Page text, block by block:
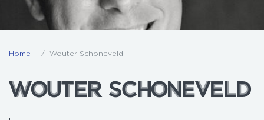
Home Wouter Schoneveld
WOUTER SCHONEVELD
WOUTER SCHONEVELD